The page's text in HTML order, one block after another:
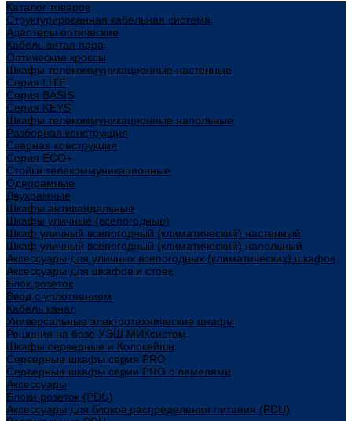
Каталог товаров
Структурированная кабельная система
Адаптеры оптические
Кабель витая пара
Оптические кроссы
Шкафы телекоммуникационные настенные
Cерия LITE
Cерия BASIS
Cерия KEYS
Шкафы телекоммуникационные напольные
Разборная конструкция
Сварная конструкция
Серия ECO+
Стойки телекоммуникационные
Однорамные
Двухрамные
Шкафы антивандальные
Шкафы уличные (всепогодные)
Шкаф уличный всепогодный (климатический) настенный
Шкаф уличный всепогодный (климатический) напольный
Аксессуары для уличных всепогодных (климатических) шкафов
Аксессуары для шкафов и стоек
Блок розеток
Ввод с уплотнением
Кабель канал
Универсальные электротехнические шкафы
Решения на базе УЭШ МИКсистем
Шкафы серверные и Колокейшн
Серверные шкафы серия PRO
Серверные шкафы серии PRO с ламелями
Аксессуары
Блоки розеток (PDU)
Аксессуары для блоков распределения питания (PDU)